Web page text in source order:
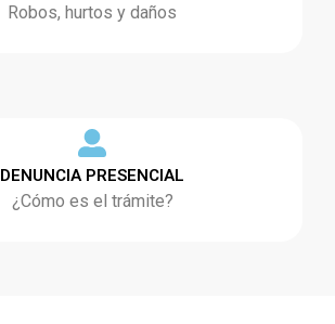
Robos, hurtos y daños
DENUNCIA PRESENCIAL
¿Cómo es el trámite?